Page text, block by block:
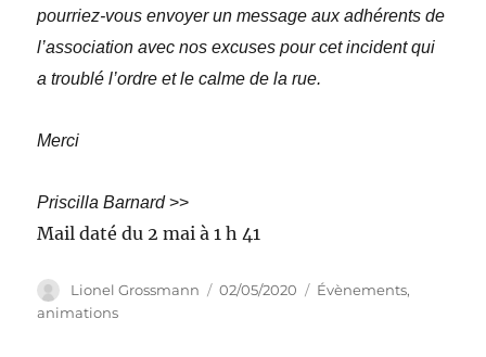
pourriez-vous envoyer un message aux adhérents de
l’association avec nos excuses pour cet incident qui
a troublé l’ordre et le calme de la rue.
Merci
Priscilla Barnard>>
Mail daté du 2 mai à 1 h 41
Auteur
Lionel Grossmann
Publié
02/05/2020 Catégories
Évènements,
animations